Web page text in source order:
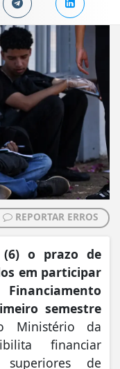
REPORTAR ERROS
(6) o prazo de
em participar
semestre
Ministério da
financiar
superiores de